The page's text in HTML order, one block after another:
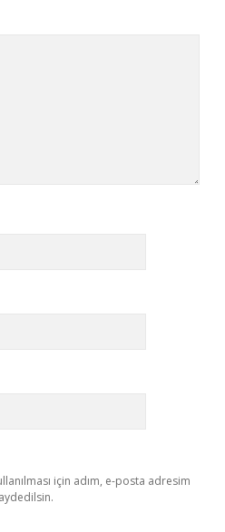
için adım, e-posta adresim